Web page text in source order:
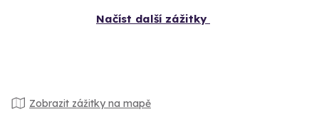
Načíst další zážitky
Zobrazit zážitky na mapě